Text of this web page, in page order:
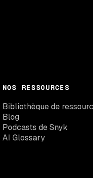
NOS RESSOURCES
Bibliothèque de
Blog
Podcasts de Snyk
AI Glossary